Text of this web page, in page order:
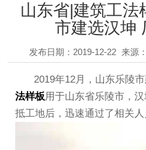
山东省|建筑工法
市建选汉坤
发布日期：2019-12-22 来源
2019年12月，山东乐陵
法样板用于山东省乐陵市，
抵工地后，迅速通过了相关人